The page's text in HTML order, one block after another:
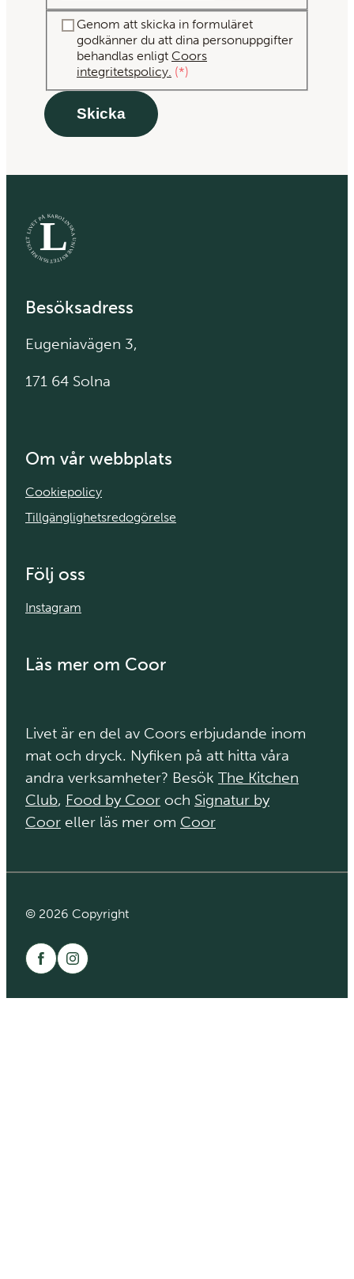
Genom att skicka in formuläret
godkänner du att dina personuppgifter
behandlas enligtCoors
integritetspolicy. *
L
I
VET PÅ KAROLINS
K
A
U
N
I
V
E
R
S
I
T
E
T
S
S
J
U
K
H
U
S
E
T L
Besöksadress
Eugeniavägen 3,
171 64 Solna
Om vår webbplats
Cookiepolicy
Tillgänglighetsredogörelse
Följ oss
Instagram
Läs mer om Coor
Livet är en del av Coors erbjudande inom
mat och dryck. Nyfiken på att hitta våra
andra verksamheter? Besök The Kitchen
Club, Food by Coor och Signatur by
Coor eller läs mer om Coor
© 2026 Copyright